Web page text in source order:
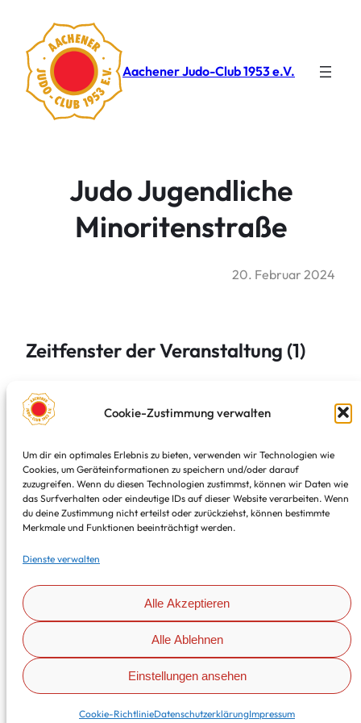
Cookie-Zustimmung verwalten
Um dir ein optimales Erlebnis zu bieten, verwenden wir Technologien wie
Cookies, um Geräteinformationen zu speichern und/oder darauf
zuzugreifen. Wenn du diesen Technologien zustimmst, können wir Daten wie
das Surfverhalten oder eindeutige IDs auf dieser Website verarbeiten. Wenn
du deine Zustimmung nicht erteilst oder zurückziehst, können bestimmte
Merkmale und Funktionen beeinträchtigt werden.
Dienste verwalten
Alle Akzeptieren
Alle Ablehnen
Einstellungen ansehen
Cookie-RichtlinieDatenschutzerklärungImpressum
Aachener Judo-Club 1953 e.V.
Judo Jugendliche
Minoritenstraße
20. Februar 2024
Zeitfenster der Veranstaltung (1)
Mittwoch
17:50
Fortgeschrittene (9 – 15 Jahre) NEWLINE Trainer(in):
Adrian, Nele
«